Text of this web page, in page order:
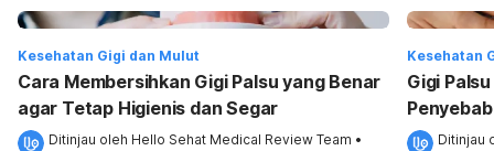
Kesehatan Gigi dan Mulut
Cara Membersihkan Gigi Palsu yang Benar
agar Tetap Higienis dan Segar
Ditinjau oleh Hello Sehat Medical Review Team •
Kesehatan
Gigi
Ditinjau